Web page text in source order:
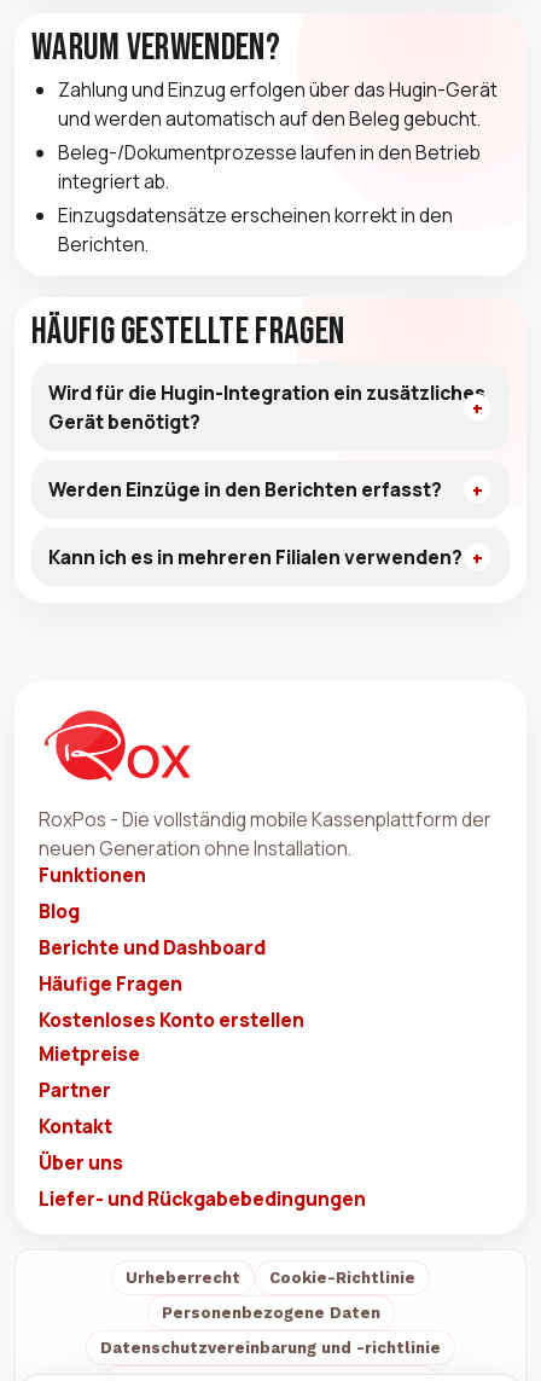
Warum verwenden?
Zahlung und Einzug erfolgen über das Hugin-Gerät
und werden automatisch auf den Beleg gebucht.
Beleg-/Dokumentprozesse laufen in den Betrieb
integriert ab.
Einzugsdatensätze erscheinen korrekt in den
Berichten.
Häufig gestellte Fragen
Wird für die Hugin-Integration ein zusätzliches
Gerät benötigt?
Werden Einzüge in den Berichten erfasst?
Kann ich es in mehreren Filialen verwenden?
RoxPos - Die vollständig mobile Kassenplattform der
neuen Generation ohne Installation.
Funktionen
Blog
Berichte und Dashboard
Häufige Fragen
Kostenloses Konto erstellen
Mietpreise
Partner
Kontakt
Über uns
Liefer- und Rückgabebedingungen
Urheberrecht
Cookie-Richtlinie
Personenbezogene Daten
Datenschutzvereinbarung und -richtlinie